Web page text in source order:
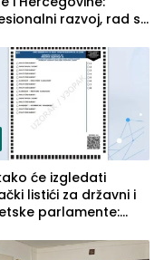
razvoj, rad sa
građanima
će izgledati
listići za državni i
parlamente:
na njima